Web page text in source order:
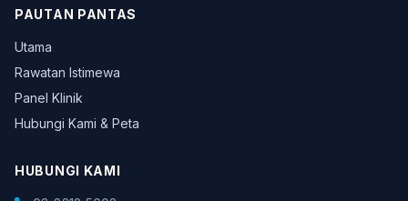
PAUTAN PANTAS
Utama
Rawatan Istimewa
Panel Klinik
Hubungi Kami & Peta
HUBUNGI KAMI